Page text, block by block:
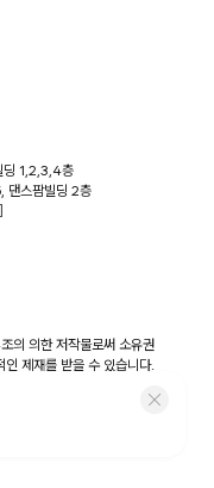
딩 1,2,3,4층
댄스팜빌딩 2층
의 의한 저작물로써 소유권
제재를 받을 수 있습니다.